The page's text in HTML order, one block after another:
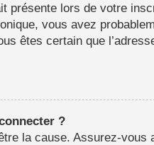
présente lors de votre
vous avez
êtes certain que
?
la cause. Assurez-